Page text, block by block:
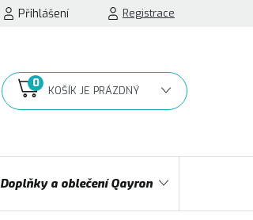
Přihlášení Registrace
NÁKUPNÍ
Doplňky a oblečení Qayron